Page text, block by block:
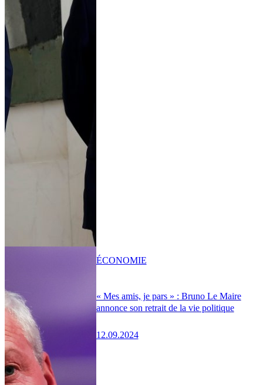
« Mes amis, je pars » : Bruno Le Maire
annonce son retrait de la vie politique
12.09.2024
ÉCONOMIE